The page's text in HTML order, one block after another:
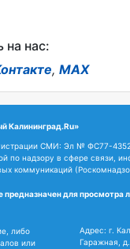
на нас:
, MAX
Калининград.Ru»
СМИ: Эл № ФС77-
по надзору в сфере связи,
коммуникаций
предназначен для просмотра
либо
или
Адрес: г.
Гаражная,